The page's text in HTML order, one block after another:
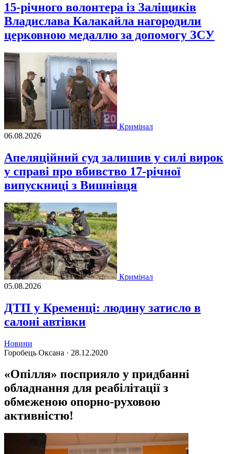
15-річного волонтера із Заліщиків
Владислава Калакайла нагородили
церковною медаллю за допомогу ЗСУ
Кримінал
06.08.2026
Апеляційний суд залишив у силі вирок
у справі про вбивство 17-річної
випускниці з Вишнівця
Кримінал
05.08.2026
ДТП у Кременці: людину затисло в
салоні автівки
Новини
Горобець Оксана · 28.12.2020
«Опілля» посприяло у придбанні
обладнання для реабілітації з
обмеженою опорно-руховою
активністю!